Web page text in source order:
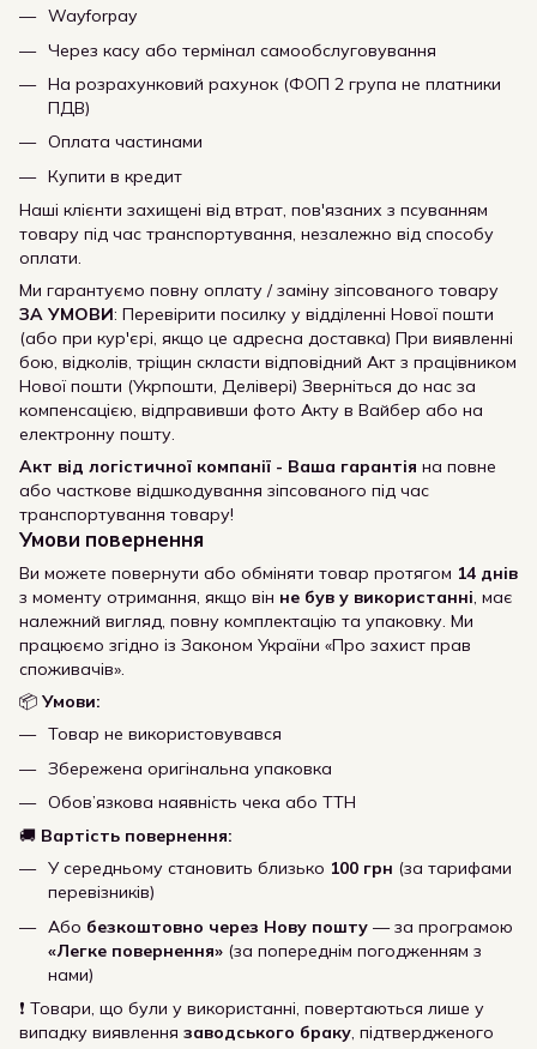
Wayforpay
Через касу або термінал самообслуговування
На розрахунковий рахунок (ФОП 2 група не платники
ПДВ)
Оплата частинами
Купити в кредит
Наші клієнти захищені від втрат, пов'язаних з псуванням
товару під час транспортування, незалежно від способу
оплати.
Ми гарантуємо повну оплату / заміну зіпсованого товару
ЗА УМОВИ: Перевірити посилку у відділенні Нової пошти
(або при кур'єрі, якщо це адресна доставка) При виявленні
бою, відколів, тріщин скласти відповідний Акт з працівником
Нової пошти (Укрпошти, Делівері) Зверніться до нас за
компенсацією, відправивши фото Акту в Вайбер або на
електронну пошту.
Акт від логістичної компанії - Ваша гарантія на повне
або часткове відшкодування зіпсованого під час
транспортування товару!
Умови повернення
Ви можете повернути або обміняти товар протягом 14 днів
з моменту отримання, якщо він не був у використанні, має
належний вигляд, повну комплектацію та упаковку. Ми
працюємо згідно із Законом України «Про захист прав
споживачів».
📦 Умови:
Товар не використовувався
Збережена оригінальна упаковка
Обов’язкова наявність чека або ТТН
🚚 Вартість повернення:
У середньому становить близько 100 грн (за тарифами
перевізників)
Або безкоштовно через Нову пошту — за програмою
«Легке повернення» (за попереднім погодженням з
нами)
❗ Товари, що були у використанні, повертаються лише у
випадку виявлення заводського браку, підтвердженого